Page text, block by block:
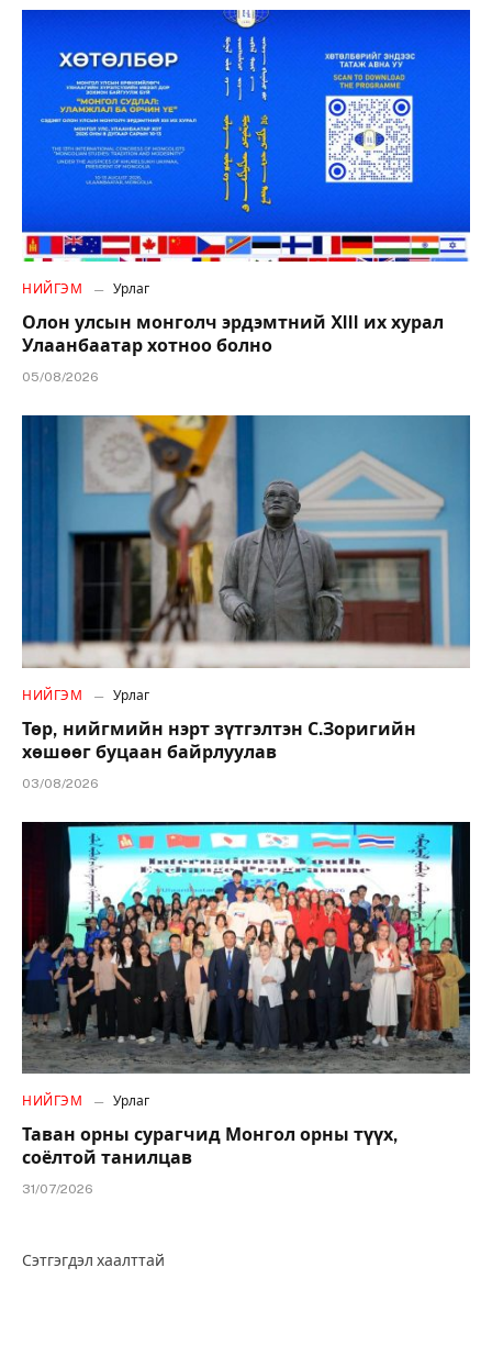
НИЙГЭМ Урлаг
Олон улсын монголч эрдэмтний XIII их хурал
Улаанбаатар хотноо болно
05/08/2026
НИЙГЭМ Урлаг
Төр, нийгмийн нэрт зүтгэлтэн С.Зоригийн
хөшөөг буцаан байрлуулав
03/08/2026
НИЙГЭМ Урлаг
Таван орны сурагчид Монгол орны түүх,
соёлтой танилцав
31/07/2026
Сэтгэгдэл хаалттай